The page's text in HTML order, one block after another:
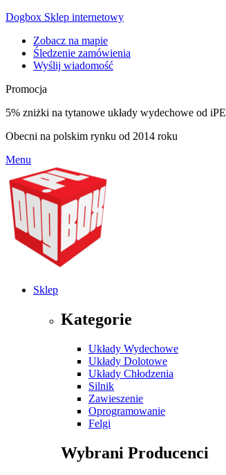
Dogbox Sklep internetowy
Zobacz na mapie
Śledzenie zamówienia
Wyślij wiadomość
Promocja
5% zniżki na tytanowe układy wydechowe od iPE
Obecni na polskim rynku od 2014 roku
Menu
Sklep
Kategorie
Układy Wydechowe
Układy Dolotowe
Układy Chłodzenia
Silnik
Zawieszenie
Oprogramowanie
Felgi
Wybrani Producenci